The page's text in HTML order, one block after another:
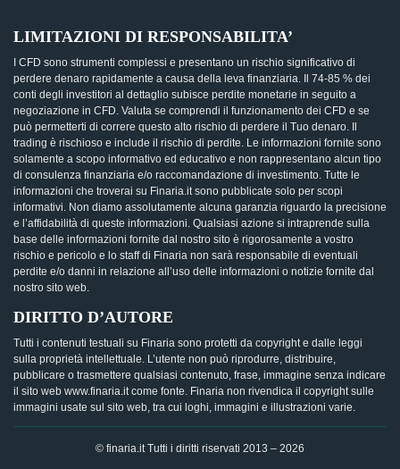
LIMITAZIONI DI RESPONSABILITA’
I CFD sono strumenti complessi e presentano un rischio significativo di
perdere denaro rapidamente a causa della leva finanziaria. Il 74-85 % dei
conti degli investitori al dettaglio subisce perdite monetarie in seguito a
negoziazione in CFD. Valuta se comprendi il funzionamento dei CFD e se
può permetterti di correre questo alto rischio di perdere il Tuo denaro. Il
trading è rischioso e include il rischio di perdite. Le informazioni fornite sono
solamente a scopo informativo ed educativo e non rappresentano alcun tipo
di consulenza finanziaria e/o raccomandazione di investimento. Tutte le
informazioni che troverai su Finaria.it sono pubblicate solo per scopi
informativi. Non diamo assolutamente alcuna garanzia riguardo la precisione
e l’affidabilità di queste informazioni. Qualsiasi azione si intraprende sulla
base delle informazioni fornite dal nostro sito è rigorosamente a vostro
rischio e pericolo e lo staff di Finaria non sarà responsabile di eventuali
perdite e/o danni in relazione all’uso delle informazioni o notizie fornite dal
nostro sito web.
DIRITTO D’AUTORE
Tutti i contenuti testuali su Finaria sono protetti da copyright e dalle leggi
sulla proprietà intellettuale. L’utente non può riprodurre, distribuire,
pubblicare o trasmettere qualsiasi contenuto, frase, immagine senza indicare
il sito web www.finaria.it come fonte. Finaria non rivendica il copyright sulle
immagini usate sul sito web, tra cui loghi, immagini e illustrazioni varie.
© finaria.it Tutti i diritti riservati 2013 – 2026